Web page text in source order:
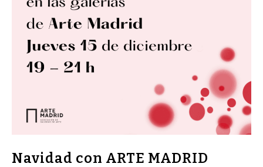
Navidad con ARTE MADRID